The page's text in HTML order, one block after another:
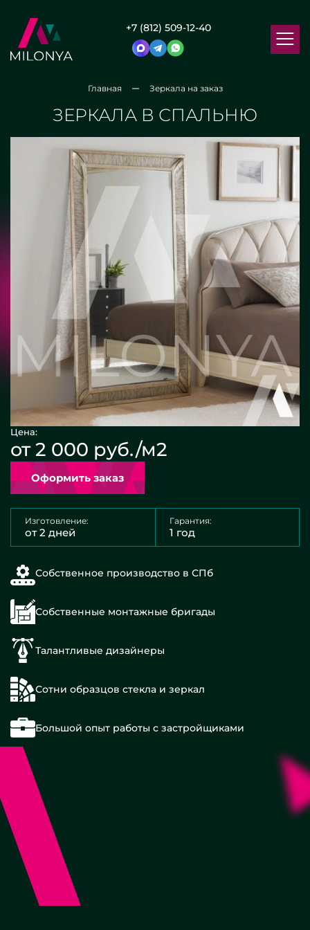
+7 (812) 509-12-40
Главная Зеркала на заказ
ЗЕРКАЛА В СПАЛЬНЮ
Цена:
от 2 000 руб./м2
Оформить заказ
Изготовление:
от 2 дней
Гарантия:
1 год
Собственное производство в СПб
Собственные монтажные бригады
Талантливые дизайнеры
Сотни образцов стекла и зеркал
Большой опыт работы с застройщиками
С
подсветкой
Классические